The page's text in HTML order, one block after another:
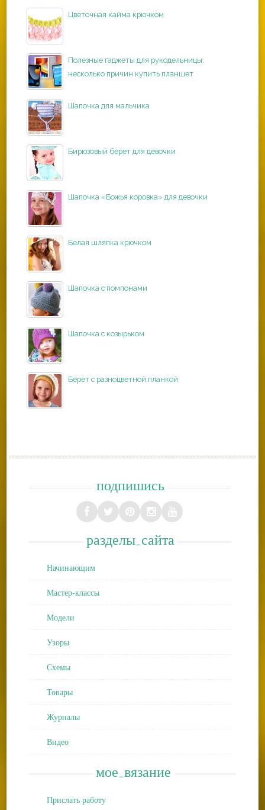
Цветочная кайма крючком
Полезные гаджеты для рукодельницы:
несколько причин купить планшет
Шапочка для мальчика
Бирюзовый берет для девочки
Шапочка «Божья коровка» для девочки
Белая шляпка крючком
Шапочка с помпонами
Шапочка с козырьком
Берет с разноцветной планкой
подпишись
разделы_сайта
Начинающим
Мастер-классы
Модели
Узоры
Схемы
Товары
Журналы
Видео
мое_вязание
Прислать работу